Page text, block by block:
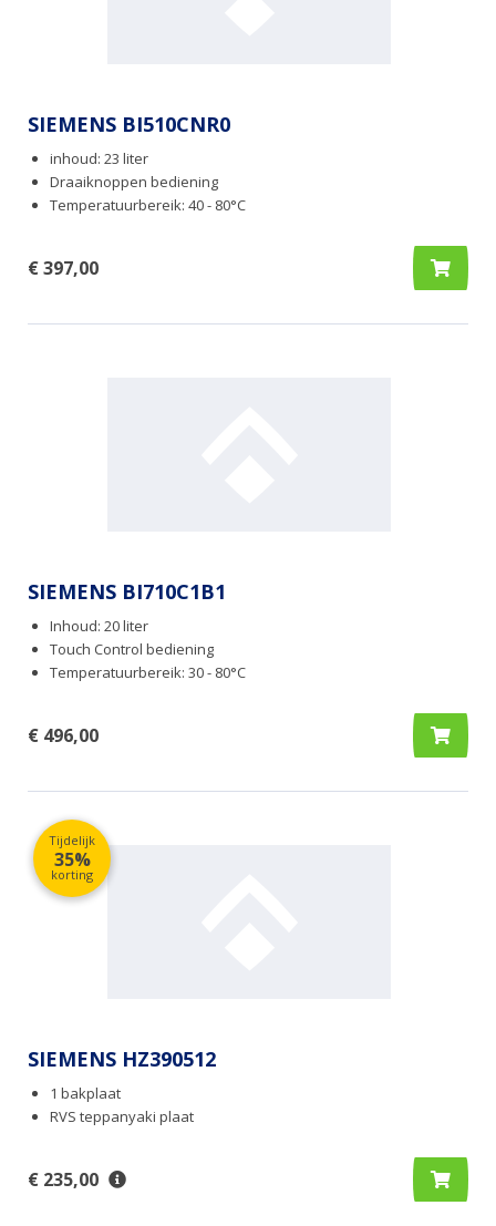
SIEMENS BI510CNR0
inhoud: 23 liter
Draaiknoppen bediening
Temperatuurbereik: 40 - 80°C
€ 397,00
SIEMENS BI710C1B1
Inhoud: 20 liter
Touch Control bediening
Temperatuurbereik: 30 - 80°C
€ 496,00
Tijdelijk
35%
korting
SIEMENS HZ390512
1 bakplaat
RVS teppanyaki plaat
€ 235,00